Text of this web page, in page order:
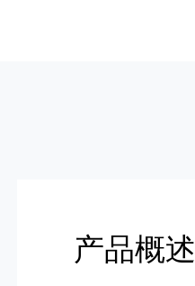
产品概述